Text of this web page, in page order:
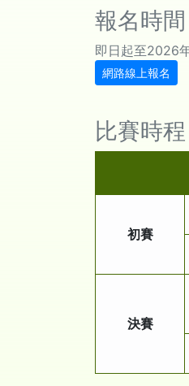
報名時間
即日起至2026
網路線上報名
比賽時程
初賽
決賽